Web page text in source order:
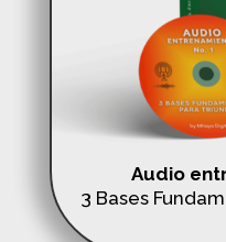
Audio
3 Bases